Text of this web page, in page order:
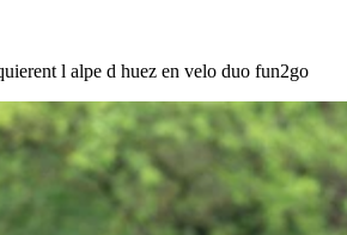
l alpe d huez en velo duo fun2go